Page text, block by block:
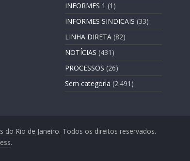
INFORMES 1 (1)
INFORMES SINDICAIS (33)
LINHA DIRETA (82)
NOTÍCIAS (431)
PROCESSOS (26)
Sem categoria (2.491)
do Rio de Janeiro. Todos os direitos reservados.
.